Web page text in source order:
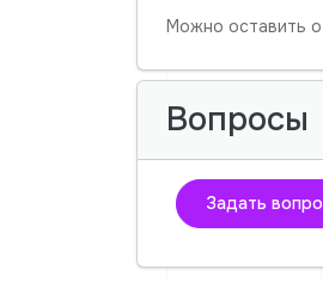
Можно оставить
Вопросы
Задать